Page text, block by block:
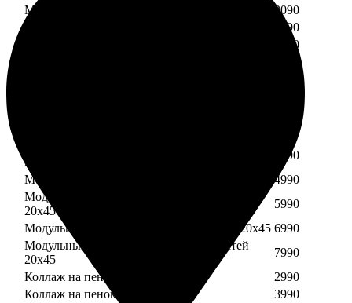
Модульный пенокартон из трех частей 20х20
2090
1590
2390
2990
20х45
3990
Модульный пенокартон из пяти частей 20х45
4990
Модульный пенокартон из шести частей
20х45
5990
Модульный пенокартон из семи частей 20х45 6990
Модульный пенокартон из восьми частей
20х45
7990
Коллаж на пенокартоне 30х30
2990
Коллаж на пенокартоне 30х60
3990